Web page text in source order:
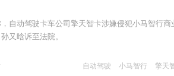
自动驾驶卡车公司擎天智卡涉嫌侵犯小马智行商
又晗诉至法院。
自动驾驶 小马智行 擎天